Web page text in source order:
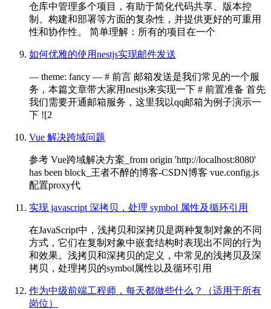
仓库中管理多个项目，有助于简化代码共享、版本控
制、构建和部署等方面的复杂性，并提供更好的可重用
性和协作性。 简单理解：所有的项目在一个
如何优雅的使用nestjs实现邮件发送
— theme: fancy — # 前言 邮箱发送是我们常见的一个服
务，本篇文章带大家用nestjs来实现一下 # 前置准备 首先
我们需要开通邮箱服务，这里我以qq邮箱为例子演示一
下 ![2
Vue 解决跨域问题
参考 Vue跨域解决方案_from origin 'http://localhost:8080'
has been block_王者不醉的博客-CSDN博客 vue.config.js
配置proxy代
实现 javascript 深拷贝，处理 symbol 属性及循环引用
在JavaScript中，浅拷贝和深拷贝是两种复制对象的不同
方式，它们在复制对象中嵌套结构时表现出不同的行为
和效果。浅拷贝和深拷贝的定义，中常见的浅拷贝及深
拷贝，处理拷贝的symbol属性以及循环引用
作为中级前端工程师，每天都做些什么？（适用于所有
岗位）